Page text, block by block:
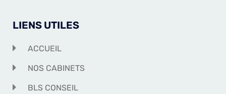
LIENS UTILES
ACCUEIL
NOS CABINETS
BLS CONSEIL